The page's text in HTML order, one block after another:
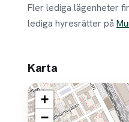
Fler lediga lägenheter
lediga hyresrätter på
Karta
+
−